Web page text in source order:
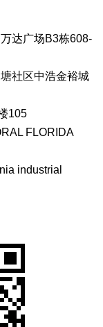
达广场B3栋608-
社区中浩金裕城
105
FLORIDA
industrial